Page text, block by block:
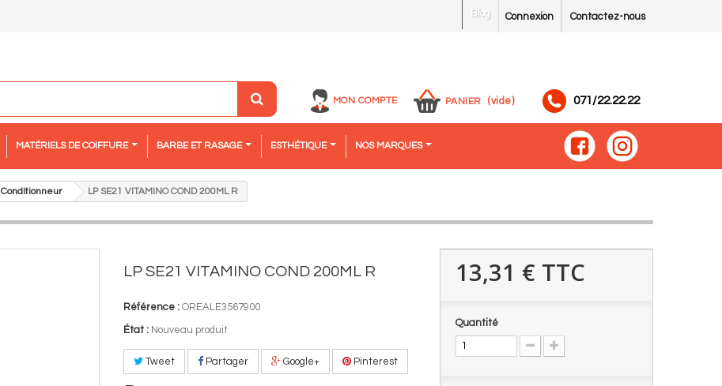
Contactez-nous
Connexion
Blog
MON COMPTE PANIER (vide) 071/22.22.22
MATÉRIELS DE COIFFURE BARBE ET RASAGE ESTHÉTIQUE NOS MARQUES
Conditionneur LP SE21 VITAMINO COND 200ML R
LP SE21 VITAMINO COND 200ML R
Référence : OREALE3567900
État : Nouveau produit
Tweet Partager Google+ Pinterest
13,31 € TTC
Quantité